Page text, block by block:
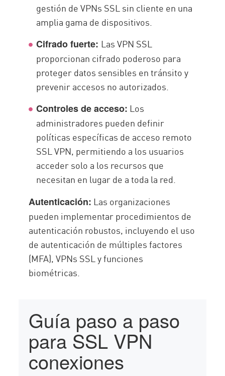
gestión de VPNs SSL sin cliente en una
amplia gama de dispositivos.
Cifrado fuerte: Las VPN SSL
proporcionan cifrado poderoso para
proteger datos sensibles en tránsito y
prevenir accesos no autorizados.
Controles de acceso: Los
administradores pueden definir
políticas específicas de acceso remoto
SSL VPN, permitiendo a los usuarios
acceder solo a los recursos que
necesitan en lugar de a toda la red.
Autenticación: Las organizaciones
pueden implementar procedimientos de
autenticación robustos, incluyendo el uso
de autenticación de múltiples factores
(MFA), VPNs SSL y funciones
biométricas.
Guía paso a paso
para SSL VPN
conexiones